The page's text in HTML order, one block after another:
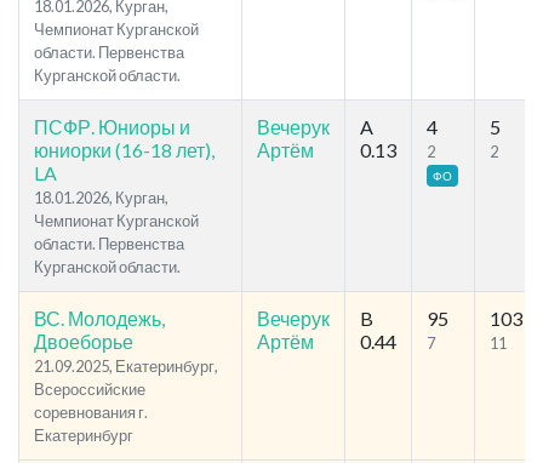
18.01.2026, Курган,
Чемпионат Курганской
области. Первенства
Курганской области.
ПСФР. Юниоры и
юниорки (16-18 лет),
LA
18.01.2026, Курган,
Чемпионат Курганской
области. Первенства
Курганской области.
Вечерук
Артём
A
0.13
4
2
ФО
5
2
ВС. Молодежь,
Двоеборье
21.09.2025, Екатеринбург,
Всероссийские
соревнования г.
Екатеринбург
Вечерук
Артём
B
0.44
95
7
103
11